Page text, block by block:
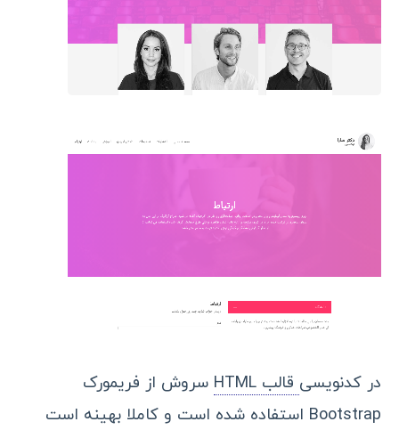
در کدنویسی قالب HTML
سروش از فریمورک
Bootstrap استفاده شده است و کاملا بهینه است